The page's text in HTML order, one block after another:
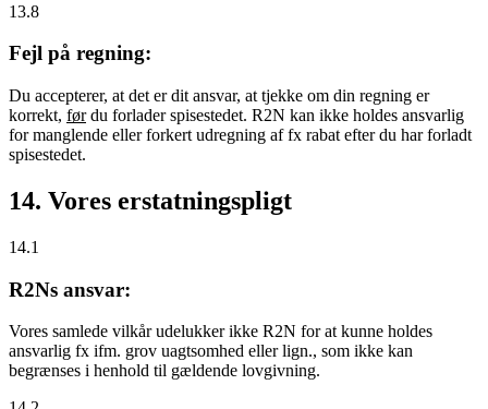
13.8
Fejl på regning:
Du accepterer, at det er dit ansvar, at tjekke om din regning er
korrekt, førdu forlader spisestedet. R2N kan ikke holdes ansvarlig
for manglende eller forkert udregning af fx rabat efter du har forladt
spisestedet.
14. Vores erstatningspligt
14.1
R2Ns ansvar:
Vores samlede vilkår udelukker ikke R2N for at kunne holdes
ansvarlig fx ifm. grov uagtsomhed eller lign., som ikke kan
begrænses i henhold til gældende lovgivning.